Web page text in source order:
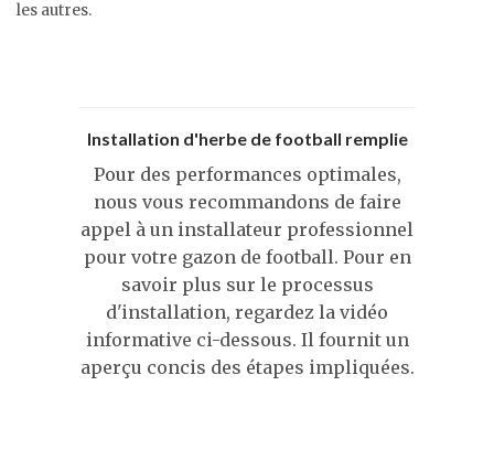
les autres.
Installation d'herbe de football remplie
Pour des performances optimales,
nous vous recommandons de faire
appel à un installateur professionnel
pour votre gazon de football. Pour en
savoir plus sur le processus
d'installation, regardez la vidéo
informative ci-dessous. Il fournit un
aperçu concis des étapes impliquées.